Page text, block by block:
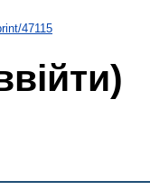
47115